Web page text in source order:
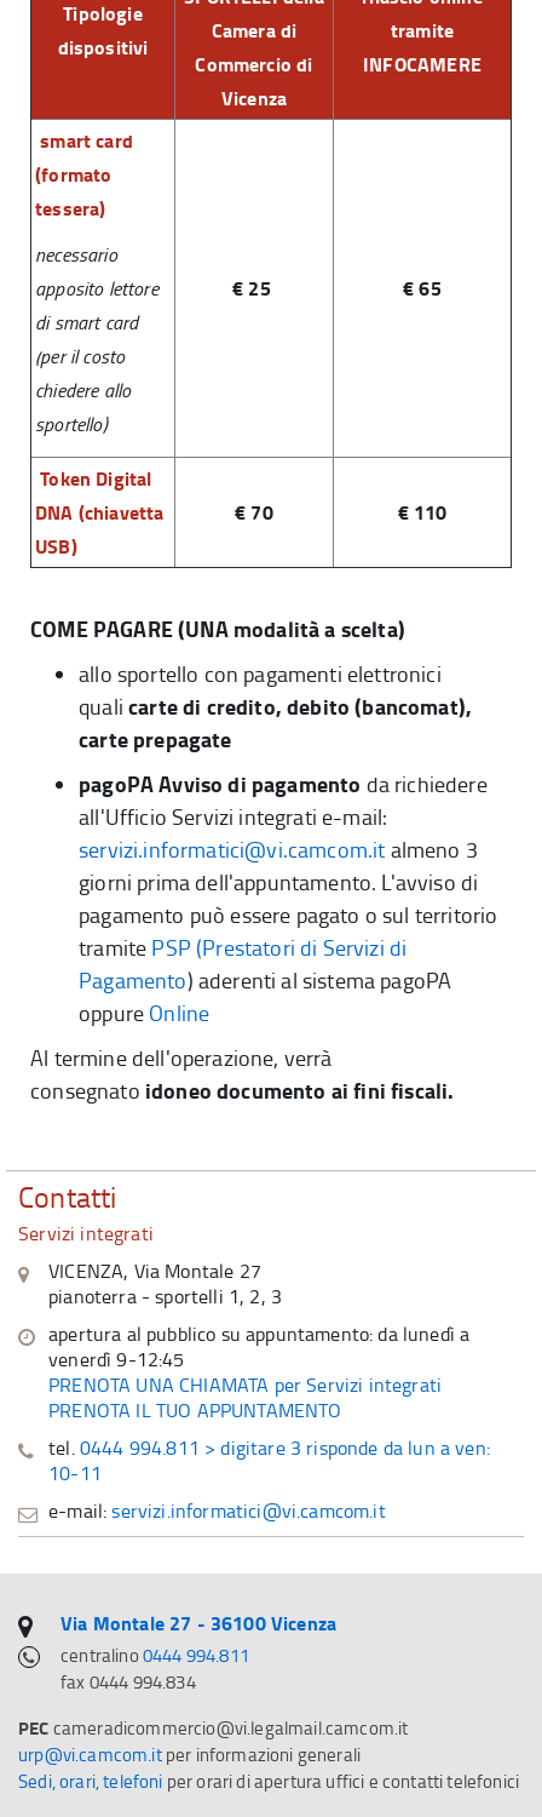
Tipologie
dispositivi
Camera di
Commercio di
Vicenza
tramite
INFOCAMERE
smart card
(formato
tessera)
necessario
apposito lettore
di smart card
(per il costo
chiedere allo
sportello)
€ 25 € 65
Token Digital
DNA (chiavetta
USB)
€ 70 € 110
COME PAGARE (UNA modalità a scelta)
allo sportello con pagamenti elettronici
qualicarte di credito, debito (bancomat),
carte prepagate
pagoPA Avviso di pagamento da richiedere
all'Ufficio Servizi integrati e-mail:
servizi.informatici@vi.camcom.it almeno 3
giorni prima dell'appuntamento. L'avviso di
pagamento può essere pagato o sul territorio
tramite PSP (Prestatori di Servizi di
Pagamento) aderenti al sistema pagoPA
oppure Online
Al termine dell'operazione, verrà
consegnato idoneo documento ai fini fiscali.
Contatti
Servizi integrati
VICENZA, Via Montale 27
pianoterra - sportelli 1, 2, 3
apertura al pubblico su appuntamento: da lunedì a
venerdì 9-12:45
PRENOTA UNA CHIAMATA per Servizi integrati
PRENOTA IL TUO APPUNTAMENTO
tel.0444 994.811 > digitare 3 risponde da lun a ven:
10-11
e-mail:servizi.informatici@vi.camcom.it
Via Montale 27 - 36100 Vicenza
centralino0444 994.811
fax 0444 994.834
PECcameradicommercio@vi.legalmail.camcom.it
urp@vi.camcom.itper informazioni generali
Sedi, orari, telefoni per orari di apertura uffici e contatti telefonici